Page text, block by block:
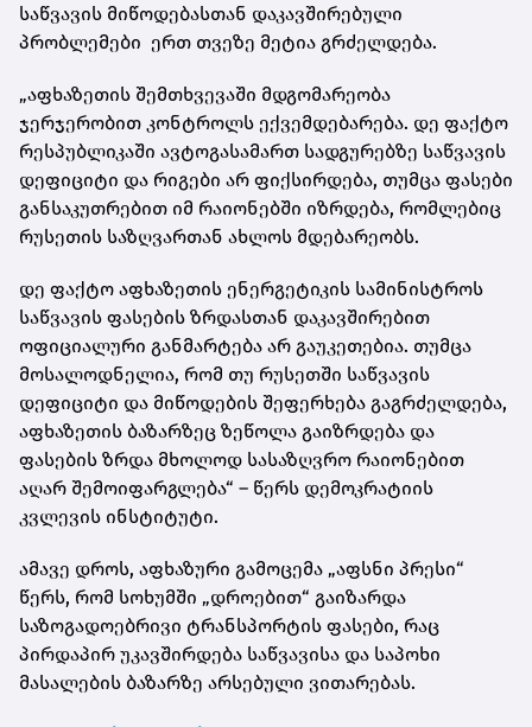
საწვავის მიწოდებასთან დაკავშირებული
პრობლემები ერთ თვეზე მეტია გრძელდება.
„აფხაზეთის შემთხვევაში მდგომარეობა
ჯერჯერობით კონტროლს ექვემდებარება. დე ფაქტო
რესპუბლიკაში ავტოგასამართ სადგურებზე საწვავის
დეფიციტი და რიგები არ ფიქსირდება, თუმცა ფასები
განსაკუთრებით იმ რაიონებში იზრდება, რომლებიც
რუსეთის საზღვართან ახლოს მდებარეობს.
დე ფაქტო აფხაზეთის ენერგეტიკის სამინისტროს
საწვავის ფასების ზრდასთან დაკავშირებით
ოფიციალური განმარტება არ გაუკეთებია. თუმცა
მოსალოდნელია, რომ თუ რუსეთში საწვავის
დეფიციტი და მიწოდების შეფერხება გაგრძელდება,
აფხაზეთის ბაზარზეც ზეწოლა გაიზრდება და
ფასების ზრდა მხოლოდ სასაზღვრო რაიონებით
აღარ შემოიფარგლება“ – წერს დემოკრატიის
კვლევის ინსტიტუტი.
ამავე დროს, აფხაზური გამოცემა „აფსნი პრესი“
წერს, რომ სოხუმში „დროებით“ გაიზარდა
საზოგადოებრივი ტრანსპორტის ფასები, რაც
პირდაპირ უკავშირდება საწვავისა და საპოხი
მასალების ბაზარზე არსებული ვითარებას.